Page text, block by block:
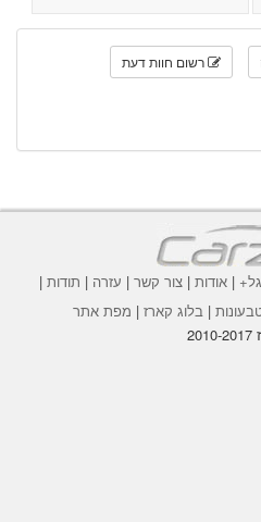
רשום חוות דעת
|אודות |צור קשר | עזרה | תודות |
| בלוג קארז | מפת אתר